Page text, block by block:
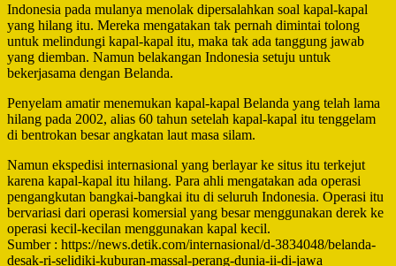
Indonesia pada mulanya menolak dipersalahkan soal kapal-kapal
yang hilang itu. Mereka mengatakan tak pernah dimintai tolong
untuk melindungi kapal-kapal itu, maka tak ada tanggung jawab
yang diemban. Namun belakangan Indonesia setuju untuk
bekerjasama dengan Belanda.
Penyelam amatir menemukan kapal-kapal Belanda yang telah lama
hilang pada 2002, alias 60 tahun setelah kapal-kapal itu tenggelam
di bentrokan besar angkatan laut masa silam.
Namun ekspedisi internasional yang berlayar ke situs itu terkejut
karena kapal-kapal itu hilang. Para ahli mengatakan ada operasi
pengangkutan bangkai-bangkai itu di seluruh Indonesia. Operasi itu
bervariasi dari operasi komersial yang besar menggunakan derek ke
operasi kecil-kecilan menggunakan kapal kecil.
Sumber : https://news.detik.com/internasional/d-3834048/belanda-
desak-ri-selidiki-kuburan-massal-perang-dunia-ii-di-jawa